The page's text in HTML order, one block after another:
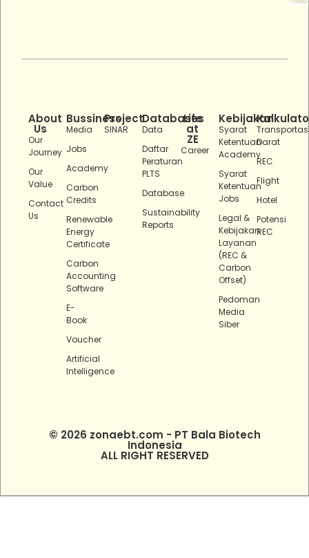
About
Us
Our
Journey
Our
Value
Contact
Us
Bussiness
Media
Jobs
Academy
Carbon
Credits
Renewable
Energy
Certificate
Carbon
Accounting
Software
E-
Book
Voucher
Artificial
Intelligence
Project
SINAR
Databases
Data
Daftar
Peraturan
PLTS
Database
Sustainability
Reports
Life
at
ZE
Career
Kebijakan
Syarat
Ketentuan
Academy
Syarat
Ketentuan
Jobs
Legal &
Kebijakan
Layanan
(REC &
Carbon
Offset)
Pedoman
Media
Siber
Darat
REC
Flight
Hotel
Potensi
REC
© 2026 zonaebt.com - PT Bala Biotech
Indonesia
ALL RIGHT RESERVED